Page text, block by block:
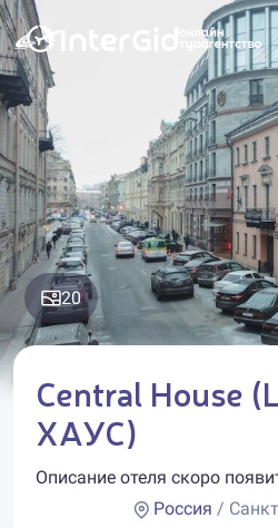
20
Central House
ХАУС)
Описание отеля скоро
Россия /